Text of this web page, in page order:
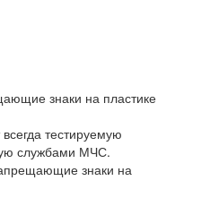
тестируемую
службами МЧС.